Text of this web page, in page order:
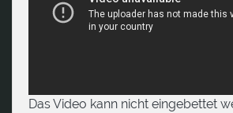
Das Video kann nicht eingebettet